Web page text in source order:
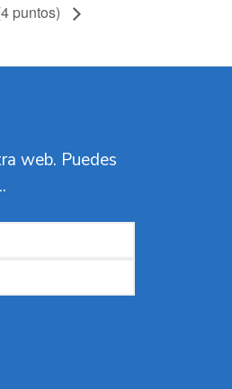
puntos)
web. Puedes